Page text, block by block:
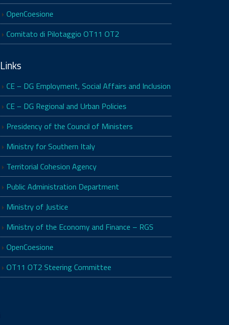
OpenCoesione
Comitato di Pilotaggio OT11 OT2
Links
CE – DG Employment, Social Affairs and Inclusion
CE – DG Regional and Urban Policies
Presidency of the Council of Ministers
Ministry for Southern Italy
Territorial Cohesion Agency
Public Administration Department
Ministry of Justice
Ministry of the Economy and Finance – RGS
OpenCoesione
OT11 OT2 Steering Committee